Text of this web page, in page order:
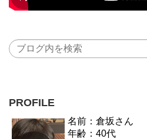
PROFILE
名前：倉坂さん
年齢：40代